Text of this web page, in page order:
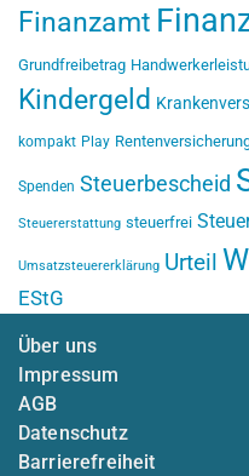
Finanzamt
Grundfreibetrag
Kindergeld
kompakt Play
Spenden Steuerbescheid
Steuererstattung steuerfrei
Umsatzsteuererklärung Urteil
EStG
Über uns
Impressum
AGB
Datenschutz
Barrierefreiheit